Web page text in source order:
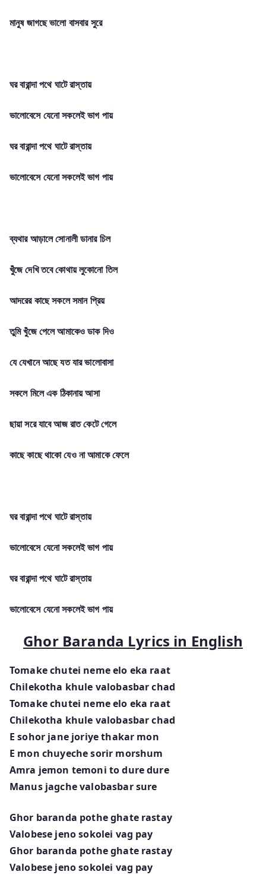
মানুষ জাগছে ভালো বাসবার সুরে
ঘর বারান্দা পথে ঘাটে রাস্তায়
ভালোবেসে যেনো সকলেই ভাগ পায়
ঘর বারান্দা পথে ঘাটে রাস্তায়
ভালোবেসে যেনো সকলেই ভাগ পায়
ব্যথার আড়ালে সোনালী ডানার চিল
খুঁজে দেখি তবে কোথায় লুকোনো তিল
আদরের কাছে সকলে সমান প্রিয়
তুমি খুঁজে পেলে আমাকেও ডাক দিও
যে যেখানে আছে যত যার ভালোবাসা
সকলে মিলে এক ঠিকানায় আসা
ছায়া সরে যাবে আজ রাত কেটে গেলে
কাছে কাছে থাকো যেও না আমাকে ফেলে
ঘর বারান্দা পথে ঘাটে রাস্তায়
ভালোবেসে যেনো সকলেই ভাগ পায়
ঘর বারান্দা পথে ঘাটে রাস্তায়
ভালোবেসে যেনো সকলেই ভাগ পায়
Ghor Baranda Lyrics in English
Tomake chutei neme elo eka raat
Chilekotha khule valobasbar chad
Tomake chutei neme elo eka raat
Chilekotha khule valobasbar chad
E sohor jane joriye thakar mon
E mon chuyeche sorir morshum
Amra jemon temoni to dure dure
Manus jagche valobasbar sure
Ghor baranda pothe ghate rastay
Valobese jeno sokolei vag pay
Ghor baranda pothe ghate rastay
Valobese jeno sokolei vag pay